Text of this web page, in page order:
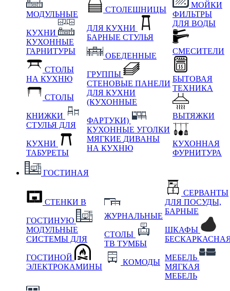
МОДУЛЬНЫЕ
КУХНИ
КУХОННЫЕ
ГАРНИТУРЫ
СТОЛЫ
НА КУХНЮ
СТОЛЫ
КНИЖКИ
СТУЛЬЯ ДЛЯ
КУХНИ
ТАБУРЕТЫ
СТОЛЕШНИЦЫ
ДЛЯ КУХНИ
БАРНЫЕ СТУЛЬЯ
ОБЕДЕННЫЕ
ГРУППЫ
СТЕНОВЫЕ ПАНЕЛИ
ДЛЯ КУХНИ
(КУХОННЫЕ
ФАРТУКИ)
КУХОННЫЕ УГОЛКИ
МЯГКИЕ ДИВАНЫ
НА КУХНЮ
МОЙКИ
ФИЛЬТРЫ
ДЛЯ ВОДЫ
СМЕСИТЕЛИ
БЫТОВАЯ
ТЕХНИКА
ВЫТЯЖКИ
КУХОННАЯ
ФУРНИТУРА
ГОСТИНАЯ
СТЕНКИ В
ГОСТИНУЮ
МОДУЛЬНЫЕ
СИСТЕМЫ ДЛЯ
ГОСТИНОЙ
ЭЛЕКТРОКАМИНЫ
ЖУРНАЛЬНЫЕ
СТОЛЫ
ТВ ТУМБЫ
КОМОДЫ
СЕРВАНТЫ
ДЛЯ ПОСУДЫ,
БАРНЫЕ
ШКАФЫ
МЕБЕЛЬ
МЯГКАЯ
МЕБЕЛЬ